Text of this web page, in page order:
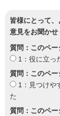
皆様にとって
意見をお聞かせ
質問：このペー
1：役に立っ
質問：このペー
1：見つけや
た
質問：このペー